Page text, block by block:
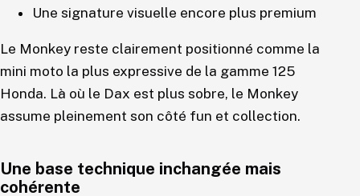
Une signature visuelle encore plus premium
Le Monkey reste clairement positionné comme la
mini moto la plus expressive de la gamme 125
Honda. Là où le Dax est plus sobre, le Monkey
assume pleinement son côté fun et collection.
Une base technique inchangée mais
cohérente